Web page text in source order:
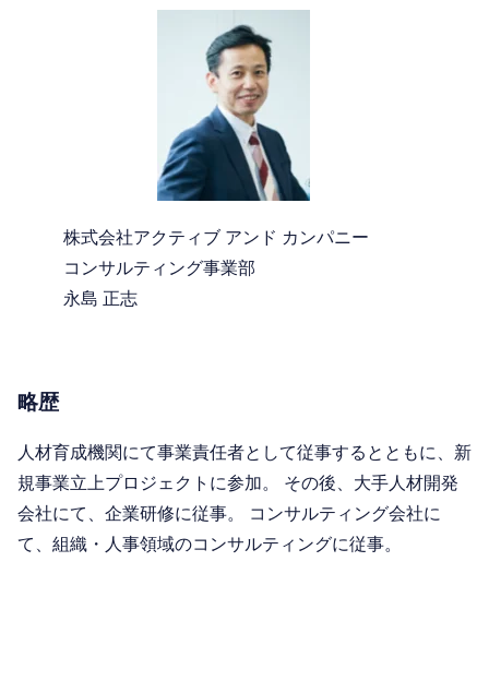
株式会社アクティブ アンド カンパニー
コンサルティング事業部
永島 正志
略歴
人材育成機関にて事業責任者として従事するとともに、新
規事業立上プロジェクトに参加。 その後、大手人材開発
会社にて、企業研修に従事。 コンサルティング会社に
て、組織・人事領域のコンサルティングに従事。